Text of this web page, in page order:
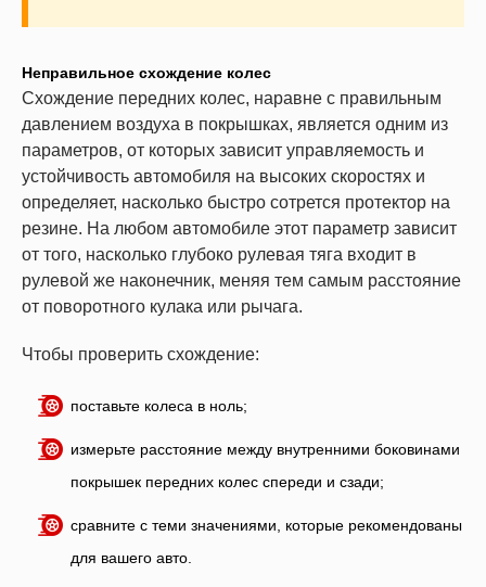
Неправильное схождение колес
Схождение передних колес, наравне с правильным
давлением воздуха в покрышках, является одним из
параметров, от которых зависит управляемость и
устойчивость автомобиля на высоких скоростях и
определяет, насколько быстро сотрется протектор на
резине. На любом автомобиле этот параметр зависит
от того, насколько глубоко рулевая тяга входит в
рулевой же наконечник, меняя тем самым расстояние
от поворотного кулака или рычага.
Чтобы проверить схождение:
поставьте колеса в ноль;
измерьте расстояние между внутренними боковинами
покрышек передних колес спереди и сзади;
сравните с теми значениями, которые рекомендованы
для вашего авто.